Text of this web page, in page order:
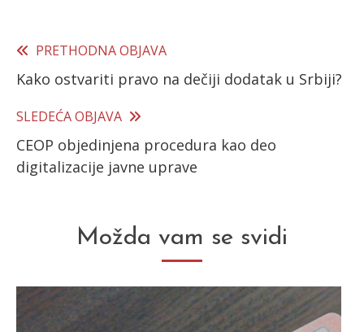
Read
more
articles
PRETHODNA OBJAVA
Kako ostvariti pravo na dečiji dodatak u Srbiji?
SLEDEĆA OBJAVA
CEOP objedinjena procedura kao deo
digitalizacije javne uprave
Možda vam se svidi